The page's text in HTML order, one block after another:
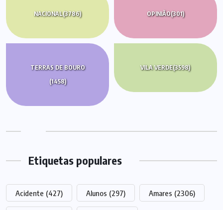
NACIONAL(3786) OPINIÃO(301)
TERRAS DE BOURO
(1458)
VILA VERDE(3598)
Etiquetas populares
Acidente (427) Alunos (297) Amares (2306)